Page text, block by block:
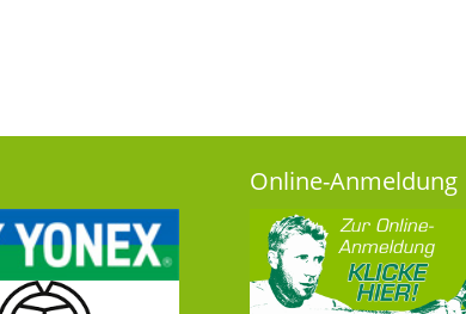
Online-Anmeldung